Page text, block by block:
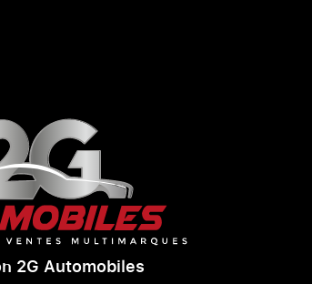
2G Automobiles